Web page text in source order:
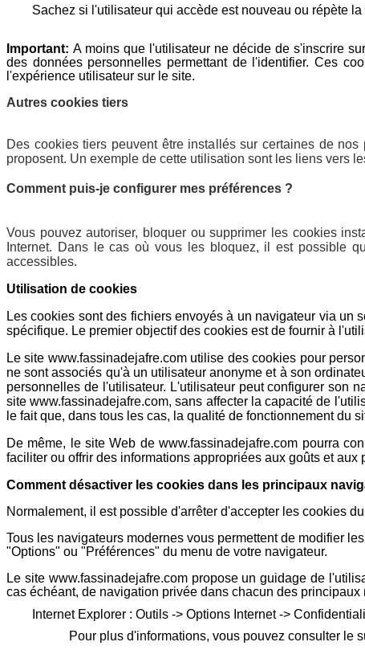
Sachez si l'utilisateur qui accède est nouveau ou répète la
Important: A moins que l'utilisateur ne décide de s'inscrire
des données personnelles permettant de l'identifier. Ces
l'expérience utilisateur sur le site.
Autres cookies tiers
Des cookies tiers peuvent être installés sur certaines de
proposent. Un exemple de cette utilisation sont les liens vers
Comment puis-je configurer mes préférences ?
Vous pouvez autoriser, bloquer ou supprimer les cookies
Internet. Dans le cas où vous les bloquez, il est possible
accessibles.
Utilisation de cookies
Les cookies sont des fichiers envoyés à un navigateur via un
spécifique. Le premier objectif des cookies est de fournir à
Le site www.fassinadejafre.com utilise des cookies pour
ne sont associés qu'à un utilisateur anonyme et à son
personnelles de l'utilisateur. L'utilisateur peut configurer son
site www.fassinadejafre.com, sans affecter la capacité de
le fait que, dans tous les cas, la qualité de fonctionnement du
De même, le site Web de www.fassinadejafre.com pourra
faciliter ou offrir des informations appropriées aux goûts et aux
Comment désactiver les cookies dans les principaux
Normalement, il est possible d'arrêter d'accepter les cookies
Tous les navigateurs modernes vous permettent de modifier
"Options" ou "Préférences" du menu de votre navigateur.
Le site www.fassinadejafre.com propose un guidage de
cas échéant, de navigation privée dans chacun des principaux
Internet Explorer : Outils -> Options Internet ->
Pour plus d'informations, vous pouvez consulter le